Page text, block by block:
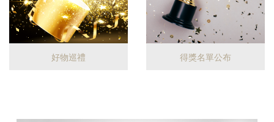
好物巡禮 得獎名單公布